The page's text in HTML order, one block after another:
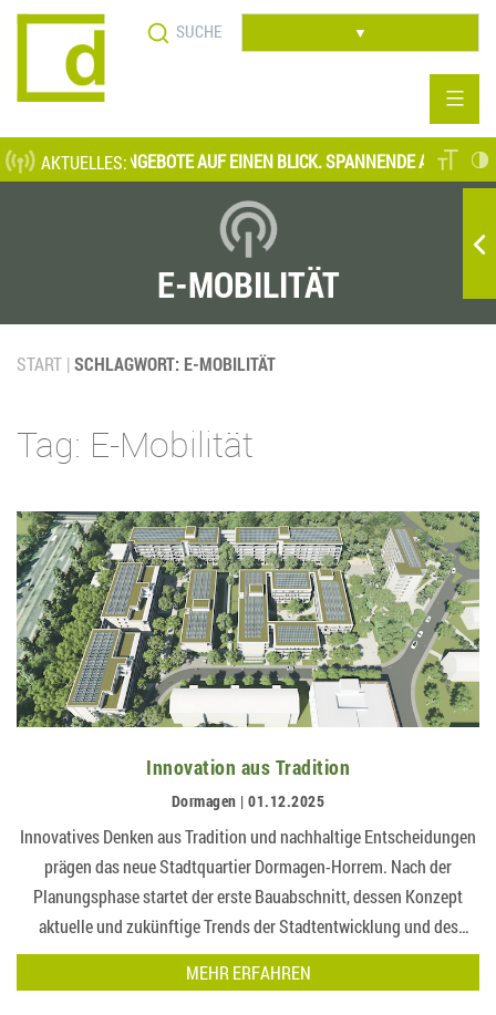
Direkt
Suche ▼
AKTUELLES:
STELLENANGEBOTE AUF EINEN BLICK. SPANNENDE
E-MOBILITÄT
START SCHLAGWORT: E-MOBILITÄT
Tag: E-Mobilität
Innovation aus Tradition
Dormagen | 01.12.2025
Innovatives Denken aus Tradition und nachhaltige Entscheidungen
prägen das neue Stadtquartier Dormagen-Horrem. Nach der
Planungsphase startet der erste Bauabschnitt, dessen Konzept
aktuelle und zukünftige Trends der Stadtentwicklung und des
Wohnungsbaus b…
MEHR ERFAHREN